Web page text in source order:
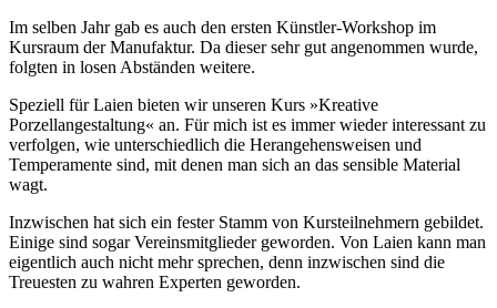
Im selben Jahr gab es auch den ersten Künstler-Workshop im
Kursraum der Manufaktur. Da dieser sehr gut angenommen wurde,
folgten in losen Abständen weitere.
Speziell für Laien bieten wir unseren Kurs »Kreative
Porzellangestaltung« an. Für mich ist es immer wieder interessant zu
verfolgen, wie unterschiedlich die Herangehensweisen und
Temperamente sind, mit denen man sich an das sensible Material
wagt.
Inzwischen hat sich ein fester Stamm von Kursteilnehmern gebildet.
Einige sind sogar Vereinsmitglieder geworden. Von Laien kann man
eigentlich auch nicht mehr sprechen, denn inzwischen sind die
Treuesten zu wahren Experten geworden.